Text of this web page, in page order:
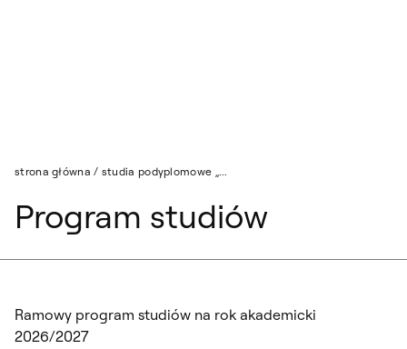
strona główna / studia podyplomowe „...
Program studiów
Ramowy program studiów na rok akademicki
2026/2027